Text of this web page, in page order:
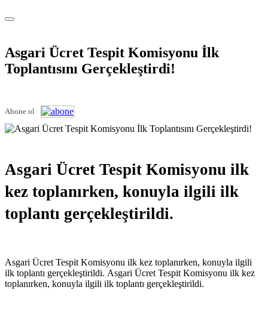
Asgari Ücret Tespit Komisyonu İlk
Toplantısını Gerçekleştirdi!
Abone ol
Asgari Ücret Tespit Komisyonu ilk
kez toplanırken, konuyla ilgili ilk
toplantı gerçekleştirildi.
Asgari Ücret Tespit Komisyonu ilk kez toplanırken, konuyla ilgili
ilk toplantı gerçekleştirildi. Asgari Ücret Tespit Komisyonu ilk kez
toplanırken, konuyla ilgili ilk toplantı gerçekleştirildi.